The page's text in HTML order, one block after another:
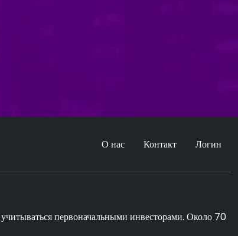
О нас Контакт Логин
первоначальными инвесторами. Около 70